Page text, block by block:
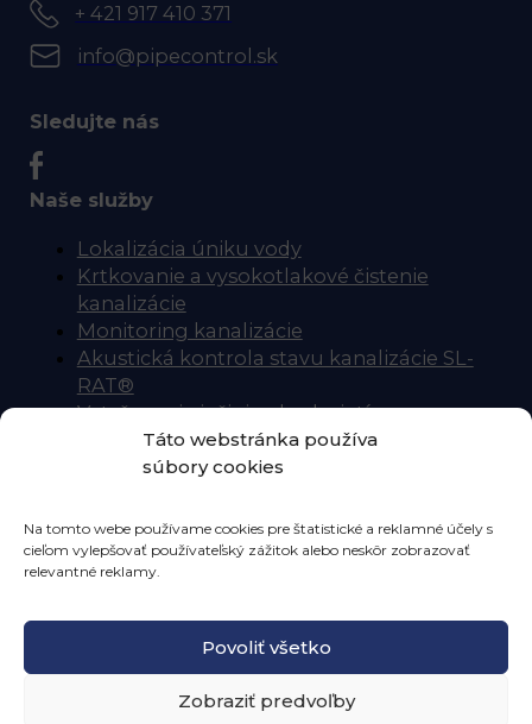
Táto webstránka používa
súbory cookies
Na tomto webe používame cookies pre štatistické a reklamné účely s
cieľom vylepšovať používateľský zážitok alebo neskôr zobrazovať
relevantné reklamy.
Povoliť všetko
Zobraziť predvoľby
+ 421 917 410 371
info@pipecontrol.sk
Sledujte nás
Naše služby
Lokalizácia úniku vody
Krtkovanie a vysokotlakové čistenie
kanalizácie
Monitoring kanalizácie
Akustická kontrola stavu kanalizácie SL-
RAT®
Vytyčovanie inžinierskych sietí
Úspora vody
Kontakt
O nás
Ochrana osobných údajov